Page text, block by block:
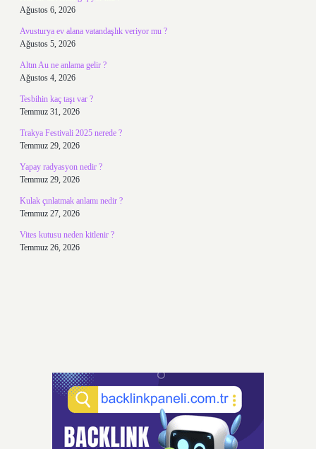
Ağustos 6, 2026
Avusturya ev alana vatandaşlık veriyor mu ?
Ağustos 5, 2026
Altın Au ne anlama gelir ?
Ağustos 4, 2026
Tesbihin kaç taşı var ?
Temmuz 31, 2026
Trakya Festivali 2025 nerede ?
Temmuz 29, 2026
Yapay radyasyon nedir ?
Temmuz 29, 2026
Kulak çınlatmak anlamı nedir ?
Temmuz 27, 2026
Vites kutusu neden kitlenir ?
Temmuz 26, 2026